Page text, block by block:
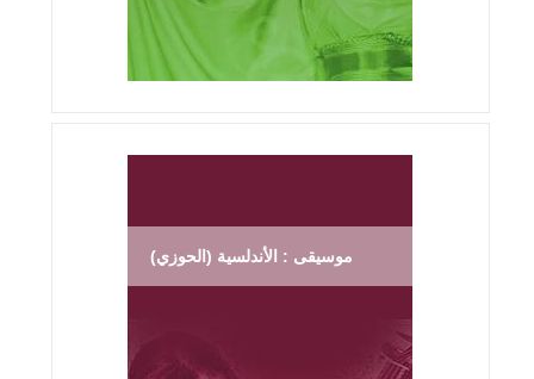
موسيقى : الأندلسية (الحوزي)